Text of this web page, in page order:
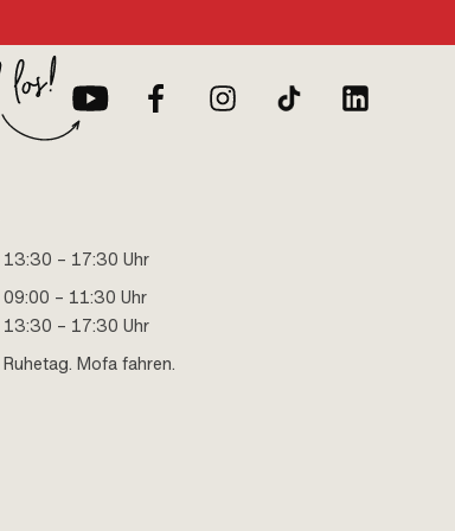
13:30 – 17:30 Uhr
09:00 – 11:30 Uhr
13:30 – 17:30 Uhr
Ruhetag. Mofa fahren.